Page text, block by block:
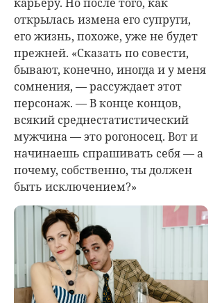
открылась измена его супруги,
его жизнь, похоже, уже не будет
прежней. «Сказать по совести,
бывают, конечно, иногда и у меня
сомнения, — рассуждает этот
персонаж. — В конце концов,
всякий среднестатистический
мужчина — это рогоносец. Вот и
начинаешь спрашивать себя — а
почему, собственно, ты должен
быть исключением?»